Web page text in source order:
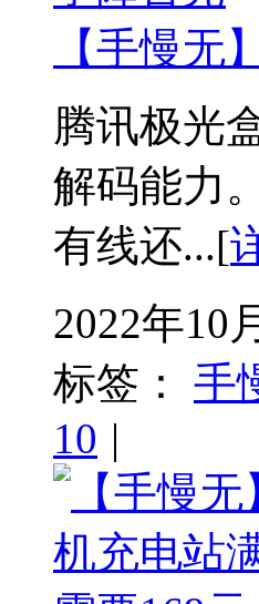
【手慢无
腾讯极光
解码能力
有线还...[
2022年10
标签：
手
10 |